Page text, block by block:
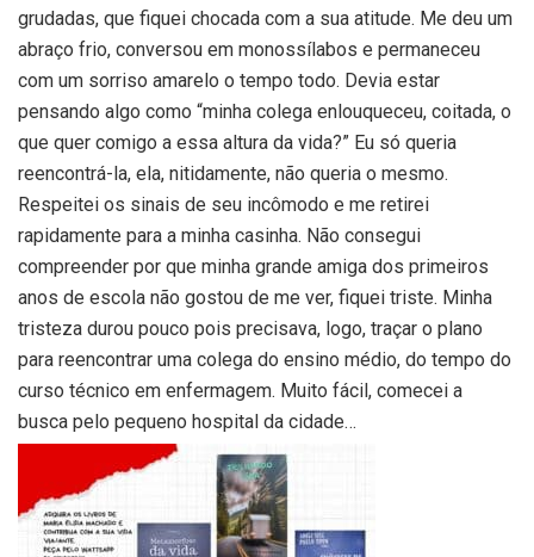
grudadas, que fiquei chocada com a sua atitude. Me deu um
abraço frio, conversou em monossílabos e permaneceu
com um sorriso amarelo o tempo todo. Devia estar
pensando algo como “minha colega enlouqueceu, coitada, o
que quer comigo a essa altura da vida?” Eu só queria
reencontrá-la, ela, nitidamente, não queria o mesmo.
Respeitei os sinais de seu incômodo e me retirei
rapidamente para a minha casinha. Não consegui
compreender por que minha grande amiga dos primeiros
anos de escola não gostou de me ver, fiquei triste. Minha
tristeza durou pouco pois precisava, logo, traçar o plano
para reencontrar uma colega do ensino médio, do tempo do
curso técnico em enfermagem. Muito fácil, comecei a
busca pelo pequeno hospital da cidade…